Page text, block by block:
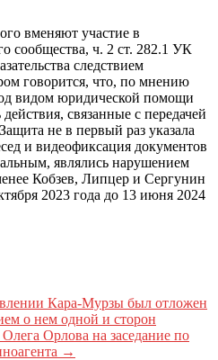
вменяют участие в
сообщества, ч. 2 ст. 282.1 УК
следствием
говорится, что, по мнению
видом юридической помощи
связанные с передачей
не в первый раз указала
и видеофиксация документов
являлись нарушением
Кобзев, Липцер и Сергунин
2023 года до 13 июня 2024
Кара-Мурзы был отложен
о нем одной и сторон
Орлова на заседание по
→